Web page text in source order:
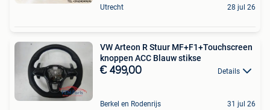
Utrecht 28 jul 26
VW Arteon R Stuur MF+F1+Touchscreen
knoppen ACC Blauw stikse
€ 499,00 Details
Berkel en Rodenrijs 31 jul 26